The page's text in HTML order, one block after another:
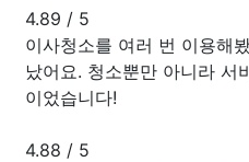
4.89 / 5
이사청소를 여러 번 이용해
났어요. 청소뿐만 아니라 서
이었습니다!
4.88 / 5